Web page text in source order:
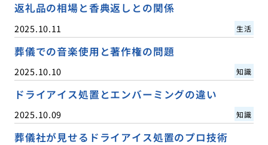
返礼品の相場と香典返しとの関係
2025.10.11 生活
葬儀での音楽使用と著作権の問題
2025.10.10 知識
ドライアイス処置とエンバーミングの違い
2025.10.09 知識
葬儀社が見せるドライアイス処置のプロ技術